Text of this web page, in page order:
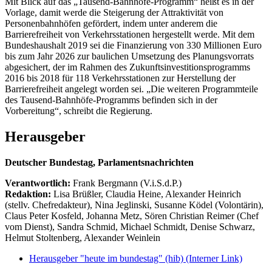
Vorlage, damit werde die Steigerung der Attraktivität von
Personenbahnhöfen gefördert, indem unter anderem die
Barrierefreiheit von Verkehrsstationen hergestellt werde. Mit dem
Bundeshaushalt 2019 sei die Finanzierung von 330 Millionen Euro
bis zum Jahr 2026 zur baulichen Umsetzung des Planungsvorrats
abgesichert, der im Rahmen des Zukunftsinvestitionsprogramms
2016 bis 2018 für 118 Verkehrsstationen zur Herstellung der
Barrierefreiheit angelegt worden sei. „Die weiteren Programmteile
des Tausend-Bahnhöfe-Programms befinden sich in der
Vorbereitung“, schreibt die Regierung.
Herausgeber
Deutscher Bundestag, Parlamentsnachrichten
Verantwortlich: Frank Bergmann (V.i.S.d.P.)
Redaktion: Lisa Brüßler, Claudia Heine, Alexander Heinrich
(stellv. Chefredakteur), Nina Jeglinski, Susanne Ködel (Volontärin),
Claus Peter Kosfeld, Johanna Metz, Sören Christian Reimer (Chef
vom Dienst), Sandra Schmid, Michael Schmidt, Denise Schwarz,
Helmut Stoltenberg, Alexander Weinlein
Herausgeber "heute im bundestag" (hib) (Interner Link)